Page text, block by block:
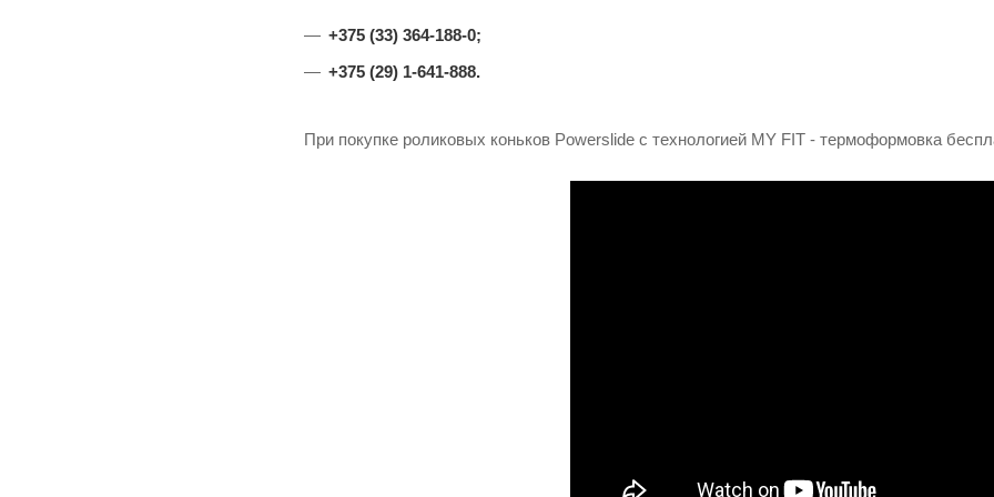
+375 (33) 364-188-0;
+375 (29) 1-641-888.
При покупке роликовых коньков Powerslide с технологией MY FIT - термоформовка